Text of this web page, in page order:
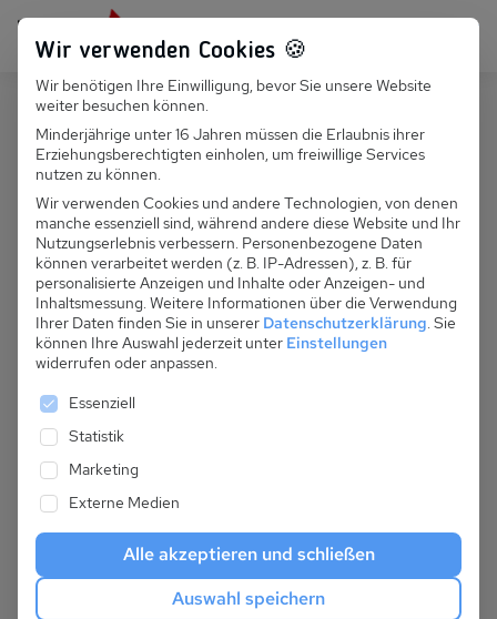
Persönlich für dich da: +49 251 899 050
Suchfeld
Suchen
F 051.008 App. Androsace 10
Wir verwenden Cookies 🍪
Wir benötigen Ihre Einwilligung, bevor Sie unsere Website
weiter besuchen können.
Minderjährige unter 16 Jahren müssen die Erlaubnis ihrer
Erziehungsberechtigten einholen, um freiwillige Services
nutzen zu können.
Wir verwenden Cookies und andere Technologien, von denen
manche essenziell sind, während andere diese Website und Ihr
Nutzungserlebnis verbessern. Personenbezogene Daten
können verarbeitet werden (z. B. IP-Adressen), z. B. für
personalisierte Anzeigen und Inhalte oder Anzeigen- und
Inhaltsmessung. Weitere Informationen über die Verwendung
Ihrer Daten finden Sie in unserer Datenschutzerklärung. Sie
können Ihre Auswahl jederzeit unter Einstellungen
widerrufen oder anpassen.
Es folgt eine Liste der Service-Gruppen, für die
Essenziell
Statistik
Marketing
Externe Medien
Alle akzeptieren und schließen
Auswahl speichern